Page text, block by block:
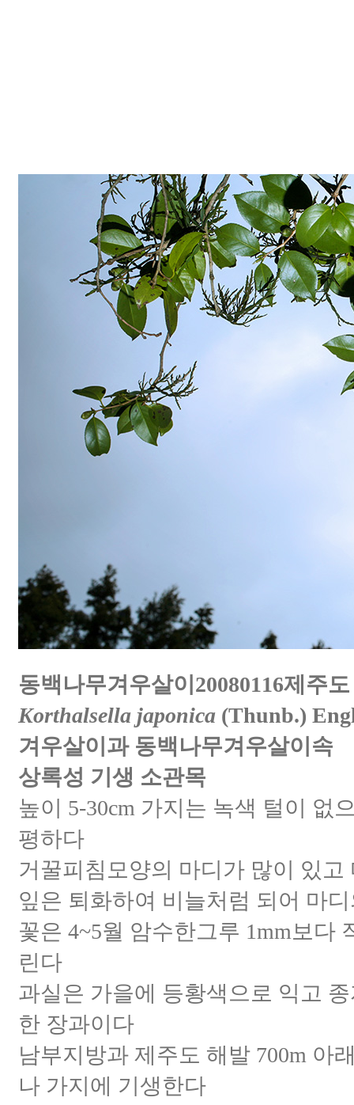
동백나무겨우살이20080116제주도
Korthalsella japonica (Thunb.)
겨우살이과 동백나무겨우살이속
상록성 기생 소관목
높이 5-30cm 가지는 녹색 털이 없
평하다
거꿀피침모양의 마디가 많이 있
잎은 퇴화하여 비늘처럼 되어 마
꽃은 4~5월 암수한그루 1mm보다
린다
과실은 가을에 등황색으로 익고
한 장과이다
남부지방과 제주도 해발 700m 아
나 가지에 기생한다